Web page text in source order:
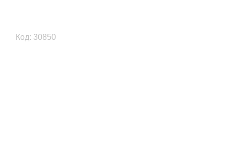
Код: 30850